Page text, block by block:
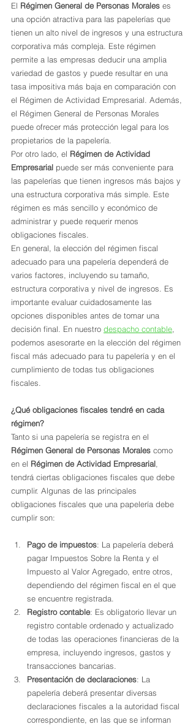
El Régimen General de Personas Morales es
una opción atractiva para las papelerías que
tienen un alto nivel de ingresos y una estructura
corporativa más compleja. Este régimen
permite a las empresas deducir una amplia
variedad de gastos y puede resultar en una
tasa impositiva más baja en comparación con
el Régimen de Actividad Empresarial. Además,
el Régimen General de Personas Morales
puede ofrecer más protección legal para los
propietarios de la papelería.
Por otro lado, el Régimen de Actividad
Empresarial puede ser más conveniente para
las papelerías que tienen ingresos más bajos y
una estructura corporativa más simple. Este
régimen es más sencillo y económico de
administrar y puede requerir menos
obligaciones fiscales.
En general, la elección del régimen fiscal
adecuado para una papelería dependerá de
varios factores, incluyendo su tamaño,
estructura corporativa y nivel de ingresos. Es
importante evaluar cuidadosamente las
opciones disponibles antes de tomar una
decisión final. En nuestro despacho contable,
podemos asesorarte en la elección del régimen
fiscal más adecuado para tu papelería y en el
cumplimiento de todas tus obligaciones
fiscales.
¿Qué obligaciones fiscales tendré en cada
régimen?
Tanto si una papelería se registra en el
Régimen General de Personas Morales como
en el Régimen de Actividad Empresarial,
tendrá ciertas obligaciones fiscales que debe
cumplir. Algunas de las principales
obligaciones fiscales que una papelería debe
cumplir son:
Pago de impuestos: La papelería deberá
pagar Impuestos Sobre la Renta y el
Impuesto al Valor Agregado, entre otros,
dependiendo del régimen fiscal en el que
se encuentre registrada.
Registro contable: Es obligatorio llevar un
registro contable ordenado y actualizado
de todas las operaciones financieras de la
empresa, incluyendo ingresos, gastos y
transacciones bancarias.
Presentación de declaraciones: La
papelería deberá presentar diversas
declaraciones fiscales a la autoridad fiscal
correspondiente, en las que se informan